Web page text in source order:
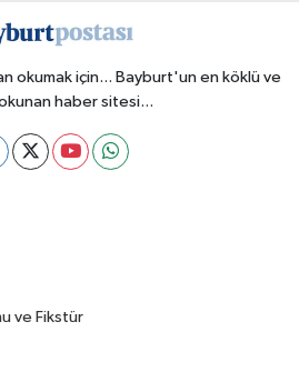
okumak için... Bayburt'un en köklü ve
haber sitesi...
ve Fikstür